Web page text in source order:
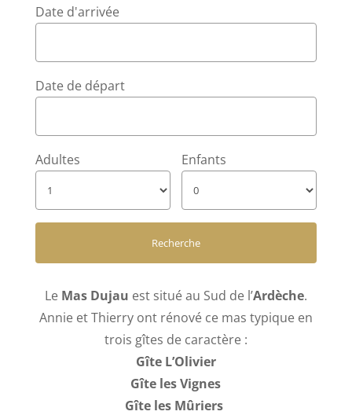
Date d'arrivée
Date de départ
Adultes Enfants
Le Mas Dujau est situé au Sud de l’Ardèche.
Annie et Thierry ont rénové ce mas typique en
trois gîtes de caractère :
Gîte L’Olivier
Gîte les Vignes
Gîte les Mûriers